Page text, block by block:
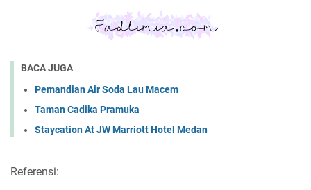
BACA JUGA
Pemandian Air Soda Lau Macem
Taman Cadika Pramuka
Staycation At JW Marriott Hotel Medan
Referensi: